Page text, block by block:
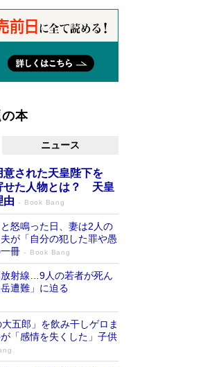
本
ニュース
された天皇陛下を
せた人物とは？ 天皇
由
Book Bang
怒鳴った日、妻は2人の
が「自分の犯した罪や愚
冊
Book Bang
射線…9人の若者が死ん
遭難」に迫る
五郎」を飲み干しゲロま
「感情を失くした」子供